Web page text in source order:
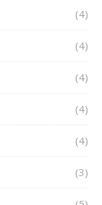
(4)
(4)
(4)
(4)
(4)
(3)